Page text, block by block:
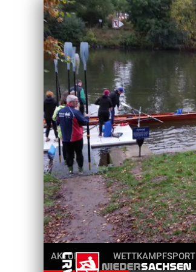
AKTUELLES WETTKAMPFSPORT